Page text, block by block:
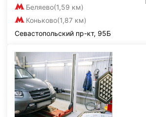
Беляево(1,59 км)
Коньково(1,87 км)
Севастопольский пр-кт, 95Б